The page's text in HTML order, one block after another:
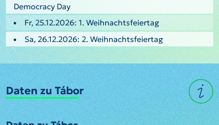
Democracy Day
Fr, 25.12.2026: 1. Weihnachtsfeiertag
Sa, 26.12.2026: 2. Weihnachtsfeiertag
Daten zu Tábor